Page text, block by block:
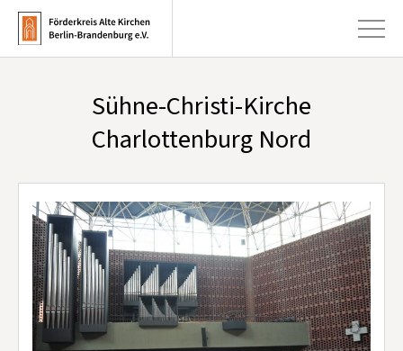
Publikationen +
Kunst & Kultur +
Förderung & Spenden +
Über uns +
Sühne-Christi-Kirche
Charlottenburg Nord